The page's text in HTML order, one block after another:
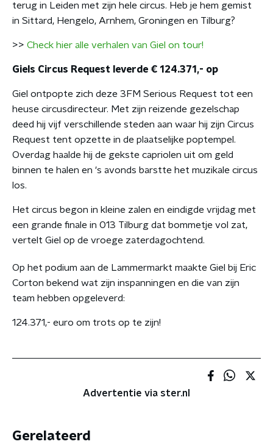
terug in Leiden met zijn hele circus. Heb je hem gemist
in Sittard, Hengelo, Arnhem, Groningen en Tilburg?
>> Check hier alle verhalen van Giel on tour!
Giels Circus Request leverde € 124.371,- op
Giel ontpopte zich deze 3FM Serious Request tot een
heuse circusdirecteur. Met zijn reizende gezelschap
deed hij vijf verschillende steden aan waar hij zijn Circus
Request tent opzette in de plaatselijke poptempel.
Overdag haalde hij de gekste capriolen uit om geld
binnen te halen en 's avonds barstte het muzikale circus
los.
Het circus begon in kleine zalen en eindigde vrijdag met
een grande finale in 013 Tilburg dat bommetje vol zat,
vertelt Giel op de vroege zaterdagochtend.
Op het podium aan de Lammermarkt maakte Giel bij Eric
Corton bekend wat zijn inspanningen en die van zijn
team hebben opgeleverd:
124.371,- euro om trots op te zijn!
Advertentie via ster.nl
Gerelateerd